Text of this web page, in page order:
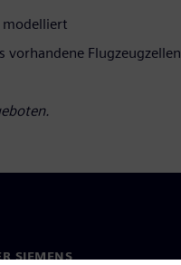
modelliert
vorhandene Flugzeugzellen
SIEMENS